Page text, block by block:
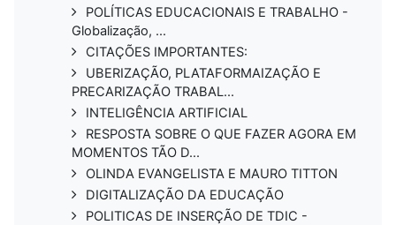
POLÍTICAS EDUCACIONAIS E TRABALHO -
Globalização, ...
CITAÇÕES IMPORTANTES:
UBERIZAÇÃO, PLATAFORMAIZAÇÃO E
PRECARIZAÇÃO TRABAL...
INTELIGÊNCIA ARTIFICIAL
RESPOSTA SOBRE O QUE FAZER AGORA EM
MOMENTOS TÃO D...
OLINDA EVANGELISTA E MAURO TITTON
DIGITALIZAÇÃO DA EDUCAÇÃO
POLITICAS DE INSERÇÃO DE TDIC -